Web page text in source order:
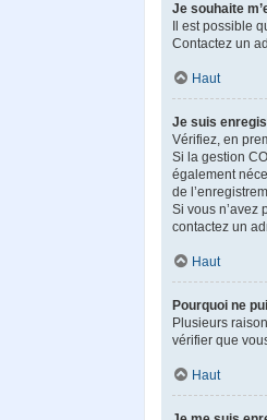
Je souhaite
Il est possible
Contactez un
Haut
Je suis
Vérifiez, en
Si la gestion
également
de
Si vous n’avez
contactez un
Haut
Pourquoi ne
Plusieurs
vérifier que
Haut